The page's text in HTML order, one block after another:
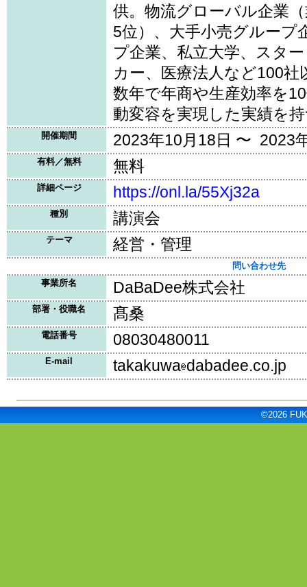
供。物流グローバル企業
5位）、大手小売グループ
プ企業、私立大学、スタ
カー、医療法人など100
数年で年商や生産効率を
動変容を実現した実績を
開催期間 2023年10月18日 〜 2023
有料／無料 無料
詳細ページ https://onl.la/55Xj32a
種別 講演会
テーマ 経営・管理
問い合わせ先
事業所名
DaBaDee株式会社
部署・役職名 髙桑
電話番号 08030480011
E-mail takakuwa dabadee.co.jp
©2026